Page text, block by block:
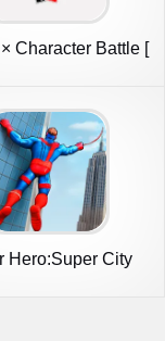
Character Battle [
Hero:Super City